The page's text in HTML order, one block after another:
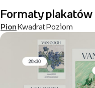
Formaty plakatów
PionKwadratPoziom